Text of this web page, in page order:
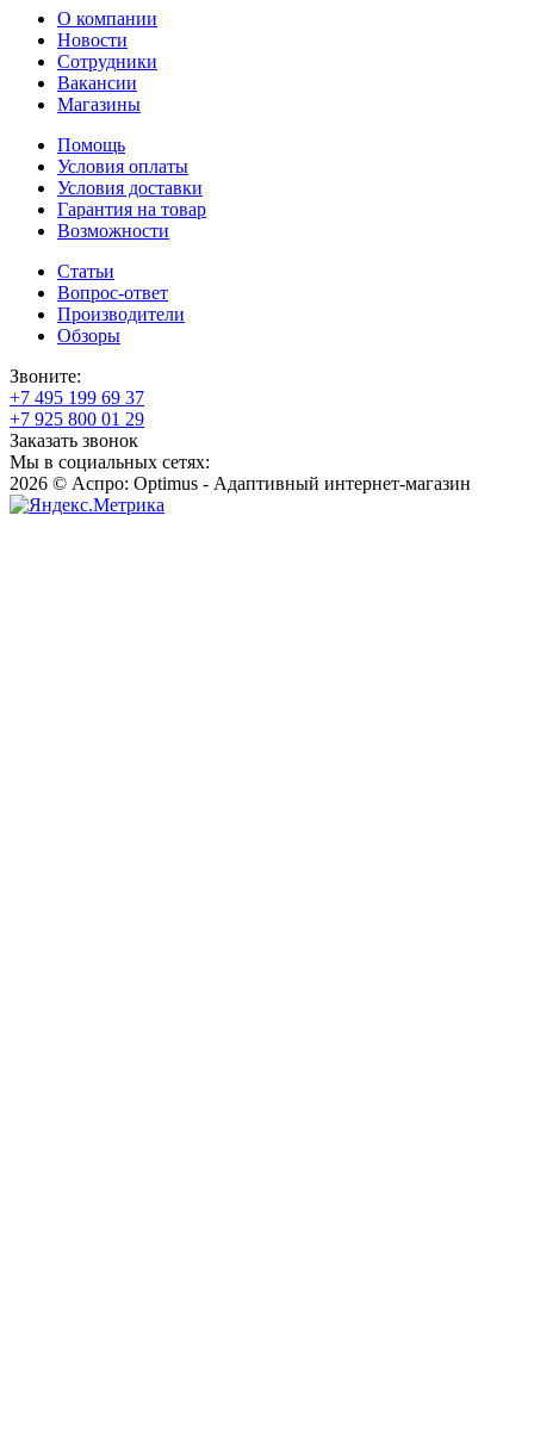
О компании
Новости
Сотрудники
Вакансии
Магазины
Помощь
Условия оплаты
Условия доставки
Гарантия на товар
Возможности
Статьи
Вопрос-ответ
Производители
Обзоры
Звоните:
+7 495 199 69 37
+7 925 800 01 29
Заказать звонок
Мы в социальных сетях:
2026 © Аспро: Optimus - Адаптивный интернет-магазин